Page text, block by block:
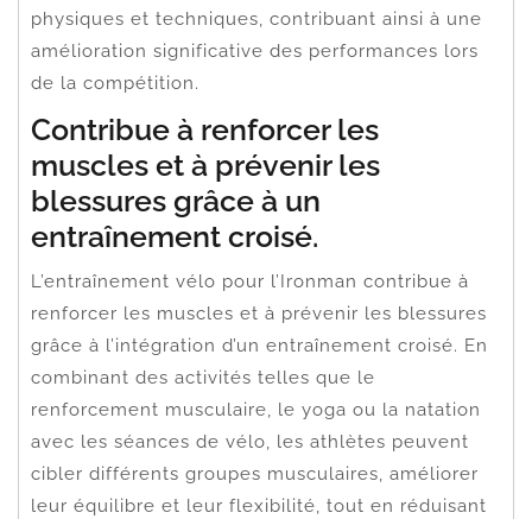
physiques et techniques, contribuant ainsi à une
amélioration significative des performances lors
de la compétition.
Contribue à renforcer les
muscles et à prévenir les
blessures grâce à un
entraînement croisé.
L’entraînement vélo pour l’Ironman contribue à
renforcer les muscles et à prévenir les blessures
grâce à l’intégration d’un entraînement croisé. En
combinant des activités telles que le
renforcement musculaire, le yoga ou la natation
avec les séances de vélo, les athlètes peuvent
cibler différents groupes musculaires, améliorer
leur équilibre et leur flexibilité, tout en réduisant